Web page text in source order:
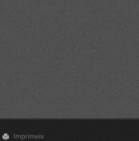
Imprimeix